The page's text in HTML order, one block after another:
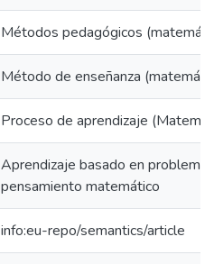
Métodos pedagógicos
Método de enseñanza
Proceso de aprendizaje
Aprendizaje basado en
pensamiento matemático
info:eu-repo/semantics/article